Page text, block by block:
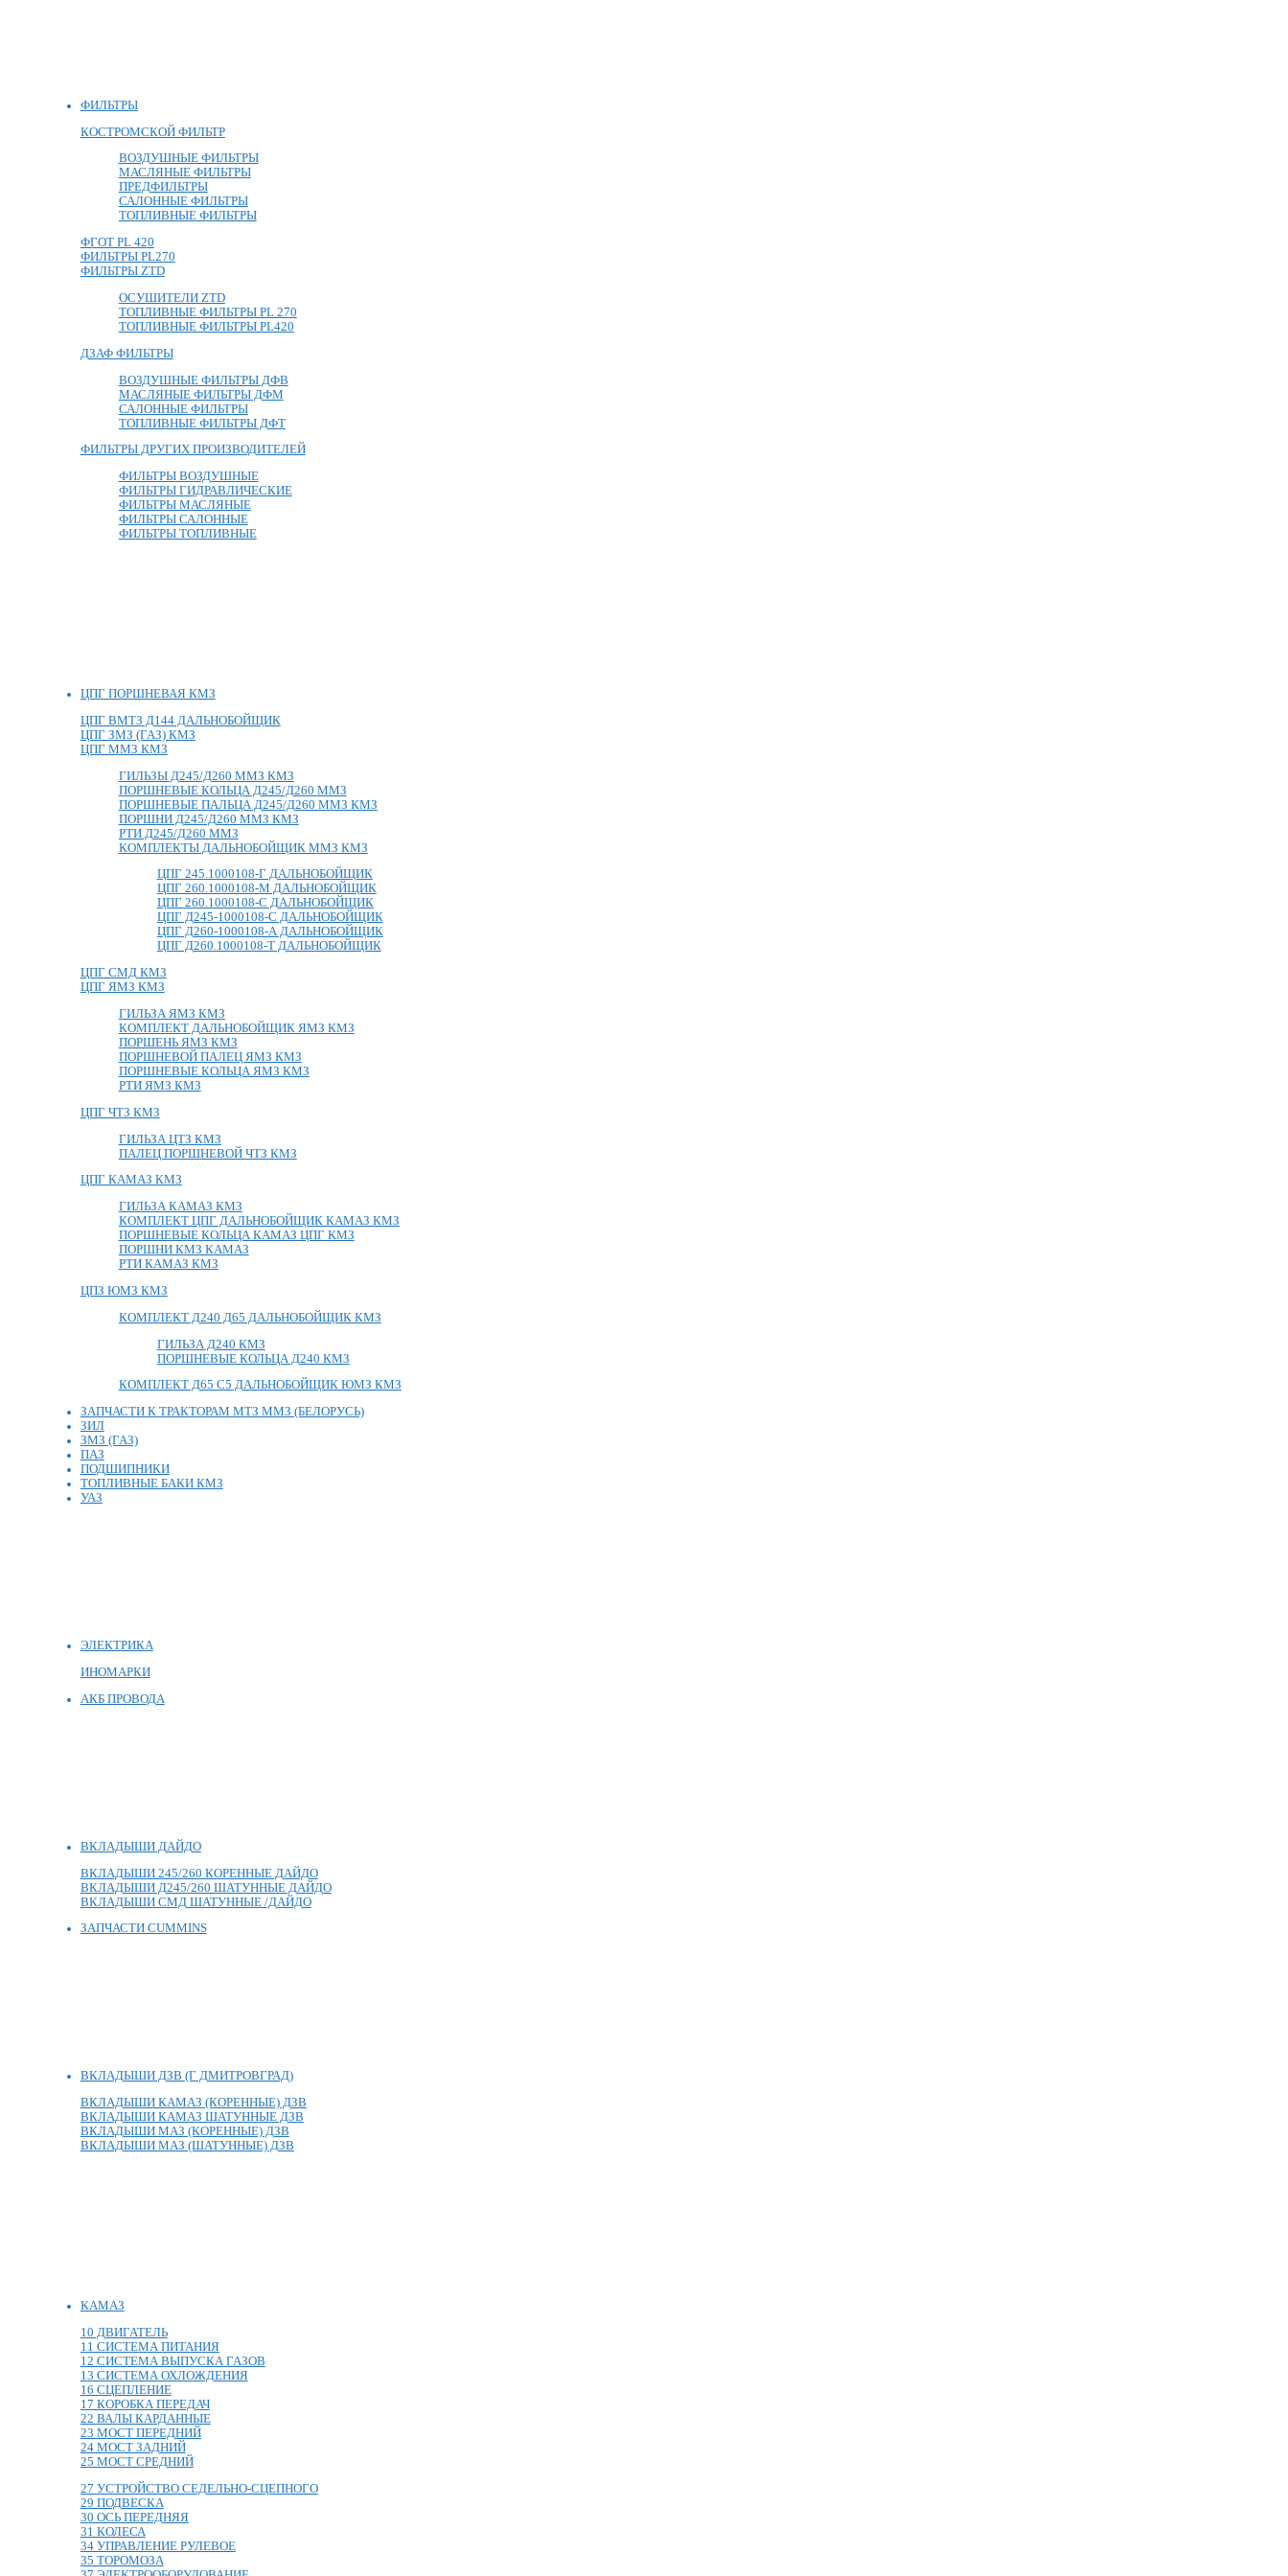
ФИЛЬТРЫ
КОСТРОМСКОЙ ФИЛЬТР
ВОЗДУШНЫЕ ФИЛЬТРЫ
МАСЛЯНЫЕ ФИЛЬТРЫ
ПРЕДФИЛЬТРЫ
САЛОННЫЕ ФИЛЬТРЫ
ТОПЛИВНЫЕ ФИЛЬТРЫ
ФГОТ PL 420
ФИЛЬТРЫ PL270
ФИЛЬТРЫ ZTD
ОСУШИТЕЛИ ZTD
ТОПЛИВНЫЕ ФИЛЬТРЫ PL 270
ТОПЛИВНЫЕ ФИЛЬТРЫ PL420
ДЗАФ ФИЛЬТРЫ
ВОЗДУШНЫЕ ФИЛЬТРЫ ДФВ
МАСЛЯНЫЕ ФИЛЬТРЫ ДФМ
САЛОННЫЕ ФИЛЬТРЫ
ТОПЛИВНЫЕ ФИЛЬТРЫ ДФТ
ФИЛЬТРЫ ДРУГИХ ПРОИЗВОДИТЕЛЕЙ
ФИЛЬТРЫ ВОЗДУШНЫЕ
ФИЛЬТРЫ ГИДРАВЛИЧЕСКИЕ
ФИЛЬТРЫ МАСЛЯНЫЕ
ФИЛЬТРЫ САЛОННЫЕ
ФИЛЬТРЫ ТОПЛИВНЫЕ
ЦПГ ПОРШНЕВАЯ КМЗ
ЦПГ ВМТЗ Д144 ДАЛЬНОБОЙЩИК
ЦПГ ЗМЗ (ГАЗ) КМЗ
ЦПГ ММЗ КМЗ
ГИЛЬЗЫ Д245/Д260 ММЗ КМЗ
ПОРШНЕВЫЕ КОЛЬЦА Д245/Д260 ММЗ
ПОРШНЕВЫЕ ПАЛЬЦА Д245/Д260 ММЗ КМЗ
ПОРШНИ Д245/Д260 ММЗ КМЗ
РТИ Д245/Д260 ММЗ
КОМПЛЕКТЫ ДАЛЬНОБОЙЩИК ММЗ КМЗ
ЦПГ 245.1000108-Г ДАЛЬНОБОЙЩИК
ЦПГ 260.1000108-М ДАЛЬНОБОЙЩИК
ЦПГ 260.1000108-С ДАЛЬНОБОЙЩИК
ЦПГ Д245-1000108-С ДАЛЬНОБОЙЩИК
ЦПГ Д260-1000108-А ДАЛЬНОБОЙЩИК
ЦПГ Д260.1000108-Т ДАЛЬНОБОЙЩИК
ЦПГ СМД КМЗ
ЦПГ ЯМЗ КМЗ
ГИЛЬЗА ЯМЗ КМЗ
КОМПЛЕКТ ДАЛЬНОБОЙЩИК ЯМЗ КМЗ
ПОРШЕНЬ ЯМЗ КМЗ
ПОРШНЕВОЙ ПАЛЕЦ ЯМЗ КМЗ
ПОРШНЕВЫЕ КОЛЬЦА ЯМЗ КМЗ
РТИ ЯМЗ КМЗ
ЦПГ ЧТЗ КМЗ
ГИЛЬЗА ЦТЗ КМЗ
ПАЛЕЦ ПОРШНЕВОЙ ЧТЗ КМЗ
ЦПГ КАМАЗ КМЗ
ГИЛЬЗА КАМАЗ КМЗ
КОМПЛЕКТ ЦПГ ДАЛЬНОБОЙЩИК КАМАЗ КМЗ
ПОРШНЕВЫЕ КОЛЬЦА КАМАЗ ЦПГ КМЗ
ПОРШНИ КМЗ КАМАЗ
РТИ КАМАЗ КМЗ
ЦПЗ ЮМЗ КМЗ
КОМПЛЕКТ Д240 Д65 ДАЛЬНОБОЙЩИК КМЗ
ГИЛЬЗА Д240 КМЗ
ПОРШНЕВЫЕ КОЛЬЦА Д240 КМЗ
КОМПЛЕКТ Д65 С5 ДАЛЬНОБОЙЩИК ЮМЗ КМЗ
ЗАПЧАСТИ К ТРАКТОРАМ МТЗ ММЗ (БЕЛОРУСЬ)
ЗИЛ
ЗМЗ (ГАЗ)
ПАЗ
ПОДШИПНИКИ
ТОПЛИВНЫЕ БАКИ КМЗ
УАЗ
ЭЛЕКТРИКА
ИНОМАРКИ
АКБ ПРОВОДА
ВКЛАДЫШИ ДАЙДО
ВКЛАДЫШИ 245/260 КОРЕННЫЕ ДАЙДО
ВКЛАДЫШИ Д245/260 ШАТУННЫЕ ДАЙДО
ВКЛАДЫШИ СМД ШАТУННЫЕ /ДАЙДО
ЗАПЧАСТИ CUMMINS
ВКЛАДЫШИ ДЗВ (Г ДМИТРОВГРАД)
ВКЛАДЫШИ КАМАЗ (КОРЕННЫЕ) ДЗВ
ВКЛАДЫШИ КАМАЗ ШАТУННЫЕ ДЗВ
ВКЛАДЫШИ МАЗ (КОРЕННЫЕ) ДЗВ
ВКЛАДЫШИ МАЗ (ШАТУННЫЕ) ДЗВ
КАМАЗ
10 ДВИГАТЕЛЬ
11 СИСТЕМА ПИТАНИЯ
12 СИСТЕМА ВЫПУСКА ГАЗОВ
13 СИСТЕМА ОХЛОЖДЕНИЯ
16 СЦЕПЛЕНИЕ
17 КОРОБКА ПЕРЕДАЧ
22 ВАЛЫ КАРДАННЫЕ
23 МОСТ ПЕРЕДНИЙ
24 МОСТ ЗАДНИЙ
25 МОСТ СРЕДНИЙ
27 УСТРОЙСТВО СЕДЕЛЬНО-СЦЕПНОГО
29 ПОДВЕСКА
30 ОСЬ ПЕРЕДНЯЯ
31 КОЛЕСА
34 УПРАВЛЕНИЕ РУЛЕВОЕ
35 ТОРОМОЗА